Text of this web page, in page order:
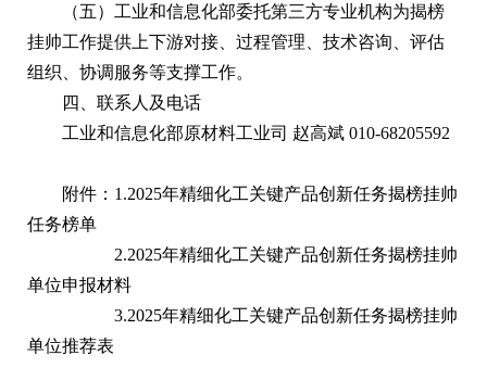
（五）工业和信息化部委托第三方专业机构为揭榜
挂帅工作提供上下游对接、过程管理、技术咨询、评估
组织、协调服务等支撑工作。
四、联系人及电话
工业和信息化部原材料工业司 赵高斌 010-68205592
附件：1.2025年精细化工关键产品创新任务揭榜挂帅
任务榜单
2.2025年精细化工关键产品创新任务揭榜挂帅
单位申报材料
3.2025年精细化工关键产品创新任务揭榜挂帅
单位推荐表